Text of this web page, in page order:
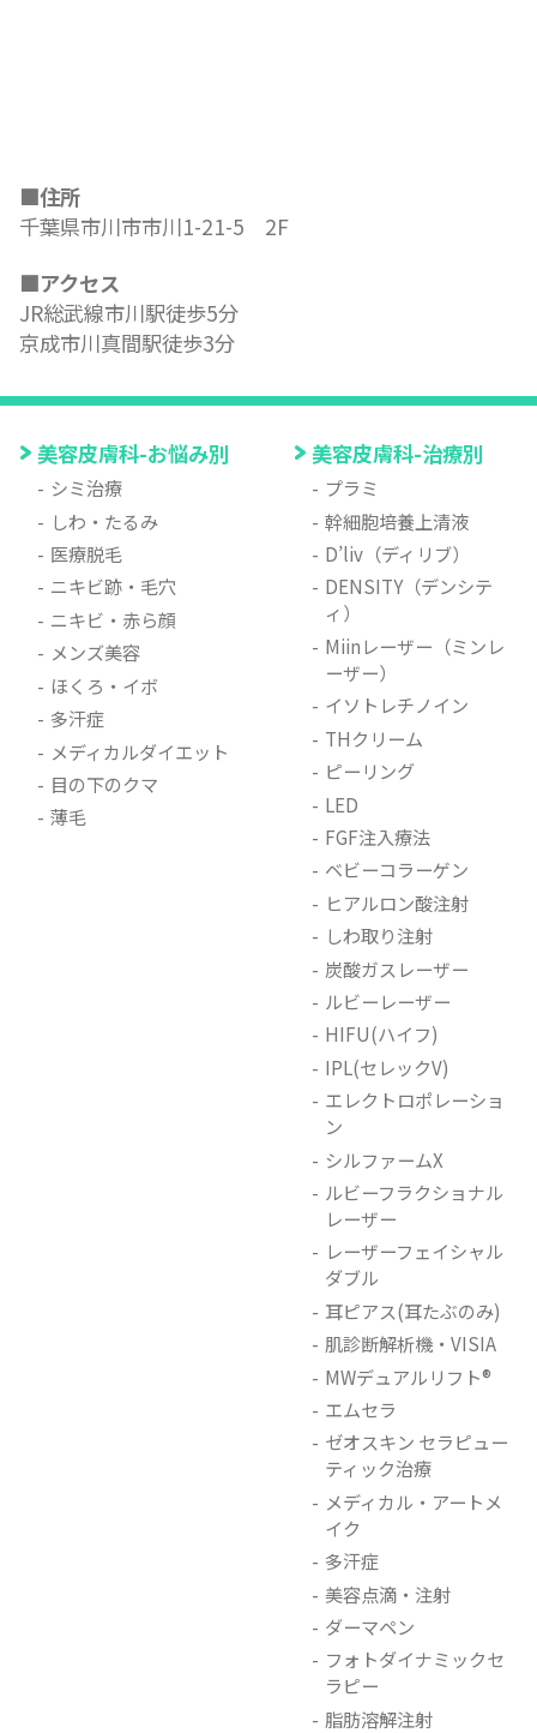
■住所
千葉県市川市市川1-21-5 2F
■アクセス
JR総武線市川駅徒歩5分
京成市川真間駅徒歩3分
美容皮膚科-お悩み別
シミ治療
しわ・たるみ
医療脱毛
ニキビ跡・毛穴
ニキビ・赤ら顔
メンズ美容
ほくろ・イボ
多汗症
メディカルダイエット
目の下のクマ
薄毛
美容皮膚科-治療別
プラミ
幹細胞培養上清液
D’liv（ディリブ）
DENSITY（デンシテ
ィ）
Miinレーザー（ミンレ
ーザー）
イソトレチノイン
THクリーム
ピーリング
LED
FGF注入療法
ベビーコラーゲン
ヒアルロン酸注射
しわ取り注射
炭酸ガスレーザー
ルビーレーザー
HIFU(ハイフ)
IPL(セレックV)
エレクトロポレーショ
ン
シルファームX
ルビーフラクショナル
レーザー
レーザーフェイシャル
ダブル
耳ピアス(耳たぶのみ)
肌診断解析機・VISIA
MWデュアルリフト®
エムセラ
ゼオスキン セラピュー
ティック治療
メディカル・アートメ
イク
多汗症
美容点滴・注射
ダーマペン
フォトダイナミックセ
ラピー
脂肪溶解注射